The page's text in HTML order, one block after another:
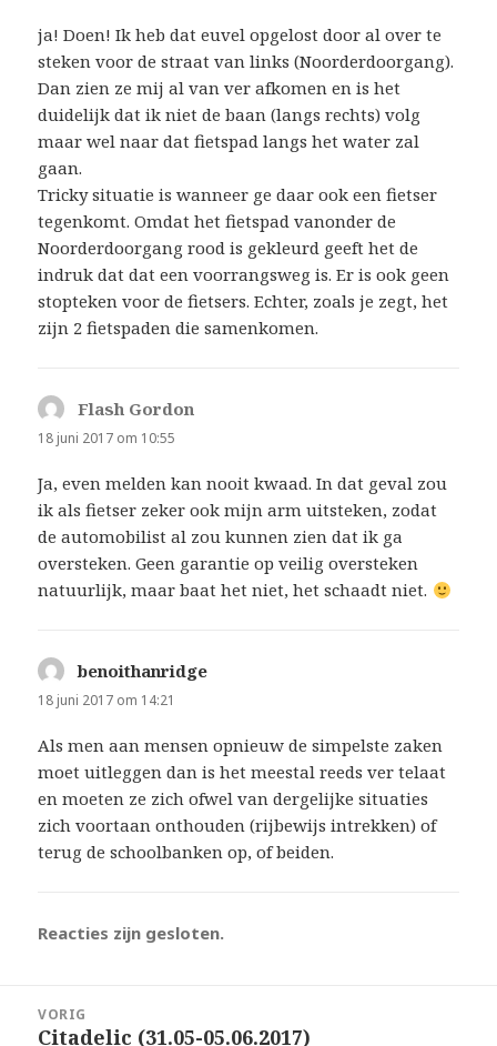
ja! Doen! Ik heb dat euvel opgelost door al over te
steken voor de straat van links (Noorderdoorgang).
Dan zien ze mij al van ver afkomen en is het
duidelijk dat ik niet de baan (langs rechts) volg
maar wel naar dat fietspad langs het water zal
gaan.
Tricky situatie is wanneer ge daar ook een fietser
tegenkomt. Omdat het fietspad vanonder de
Noorderdoorgang rood is gekleurd geeft het de
indruk dat dat een voorrangsweg is. Er is ook geen
stopteken voor de fietsers. Echter, zoals je zegt, het
zijn 2 fietspaden die samenkomen.
Flash Gordon
18 juni 2017 om 10:55
Ja, even melden kan nooit kwaad. In dat geval zou
ik als fietser zeker ook mijn arm uitsteken, zodat
de automobilist al zou kunnen zien dat ik ga
oversteken. Geen garantie op veilig oversteken
natuurlijk, maar baat het niet, het schaadt niet.
benoithanridge
18 juni 2017 om 14:21
Als men aan mensen opnieuw de simpelste zaken
moet uitleggen dan is het meestal reeds ver telaat
en moeten ze zich ofwel van dergelijke situaties
zich voortaan onthouden (rijbewijs intrekken) of
terug de schoolbanken op, of beiden.
Reacties zijn gesloten.
navigatie
VORIG
Vorig
Citadelic (31.05-05.06.2017)